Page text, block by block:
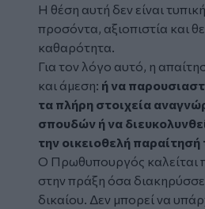
Η θέση αυτή δεν είναι
προσόντα, αξιοπιστία και
καθαρότητα.
Για τον λόγο αυτό, η
και άμεση: ή να
τα πλήρη στοιχεία
σπουδών ή να
την οικειοθελή παραίτησή
Ο Πρωθυπουργός καλείται
στην πράξη όσα
δικαίου. Δεν μπορεί να